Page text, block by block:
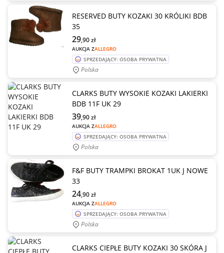
RESERVED BUTY KOZAKI 30 KRÓLIKI BDB
35
AUKCJA ZALLEGRO
29,90zł
SPRZEDAJĄCY: OSOBA PRYWATNA
Polska
CLARKS BUTY WYSOKIE KOZAKI LAKIERKI
BDB 11F UK 29
AUKCJA ZALLEGRO
39,90zł
SPRZEDAJĄCY: OSOBA PRYWATNA
Polska
F&F BUTY TRAMPKI BROKAT 1UK J NOWE
33
AUKCJA ZALLEGRO
24,90zł
SPRZEDAJĄCY: OSOBA PRYWATNA
Polska
CLARKS CIEPŁE BUTY KOZAKI 30 SKÓRA J